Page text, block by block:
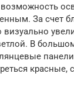
За счет
В
панели